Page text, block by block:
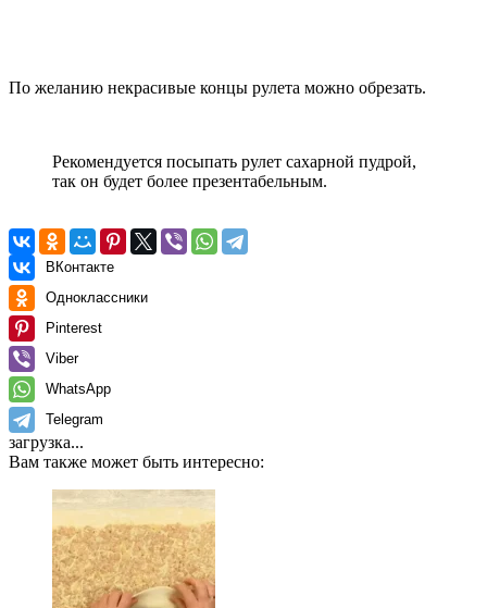
По желанию некрасивые концы рулета можно обрезать.
Рекомендуется посыпать рулет сахарной пудрой,
так он будет более презентабельным.
ВКонтакте
Одноклассники
Pinterest
Viber
WhatsApp
Telegram
загрузка...
Вам также может быть интересно: